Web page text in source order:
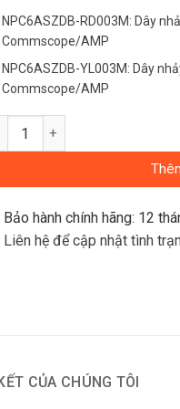
NPC6ASZDB-RD003M: Dây
Commscope/AMP
NPC6ASZDB-YL003M: Dây
Commscope/AMP
nhảy cat6A chống nhiễu
Bảo hành chính hãng: 12
Liên hệ để cập nhật tình
CỦA CHÚNG TÔI